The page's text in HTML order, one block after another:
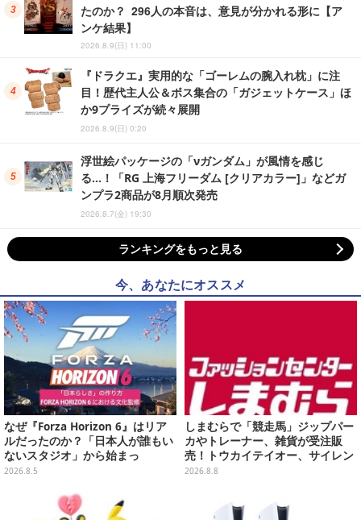
たのか？ 296人の本音は、意見が分かれる形に【ア
ンケ結果】
2026.8.9(日) 11:00
『ドラクエ』実用的な「ゴーレムの腕入れ枕」に注
目！歴代主人公＆ボス集合の「ガジェットケース」ほ
か9プライズが続々展開
2026.8.9(日) 0:20
浮世絵パッケージの「νガンダム」が風情を感じ
る…！「RG 上海フリーダム [クリアカラー]」などガ
ンプラ2商品が8月順次発売
2026.8.7(金) 19:30
ランキングをもっと見る
今、あなたにオススメ
なぜ『Forza Horizon 6』はリア
ルだったのか？「日本人が誰もい
ないスタジオ」から始まっ
た、“生活感のある日本"の作り方
2026.8.5
しまむらで「競走馬」ジップパー
カやトレーナー、雑貨が受注販
売！トウカイテイオー、サイレン
ススズカなど名馬をデザイン
2026.8.8